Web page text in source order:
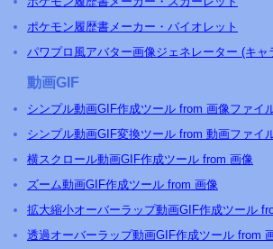
ポケモン履歴書メーカー・バイオレット
パワプロ風アバター画像ジェネレーター (キャ
動画GIF
シンプル動画GIF作成ツール from 画像ファイ
シンプル動画GIF変換ツール from 動画ファイ
横スクロール動画GIF作成ツール from 画像
ズーム動画GIF作成ツール from 画像
拡大縮小オーバーラップ動画GIF作成ツール
透過オーバーラップ動画GIF作成ツール from